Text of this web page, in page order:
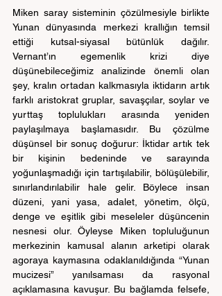
Miken saray sisteminin çözülmesiyle birlikte
Yunan dünyasında merkezi krallığın temsil
ettiği kutsal-siyasal bütünlük dağılır.
Vernant’ın egemenlik krizi diye
düşünebileceğimiz analizinde önemli olan
şey, kralın ortadan kalkmasıyla iktidarın artık
farklı aristokrat gruplar, savaşçılar, soylar ve
yurttaş toplulukları arasında yeniden
paylaşılmaya başlamasıdır. Bu çözülme
düşünsel bir sonuç doğurur: İktidar artık tek
bir kişinin bedeninde ve sarayında
yoğunlaşmadığı için tartışılabilir, bölüşülebilir,
sınırlandırılabilir hale gelir. Böylece insan
düzeni, yani yasa, adalet, yönetim, ölçü,
denge ve eşitlik gibi meseleler düşüncenin
nesnesi olur. Öyleyse Miken topluluğunun
merkezinin kamusal alanın arketipi olarak
agoraya kaymasına odaklanıldığında “Yunan
mucizesi” yanılsaması da rasyonal
açıklamasına kavuşur. Bu bağlamda felsefe,